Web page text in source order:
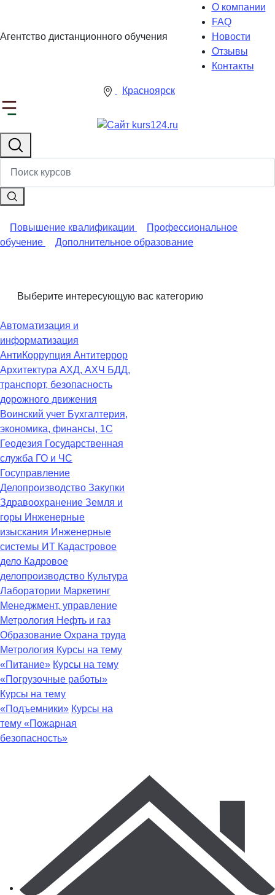
Агентство дистанционного обучения
О компании
FAQ
Новости
Отзывы
Контакты
Красноярск
Повышение квалификации
Профессиональное
обучение
Дополнительное образование
Выберите интересующую вас категорию
Автоматизация и
информатизация
АнтиКоррупция Антитеррор
Архитектура АХД, АХЧ БДД,
транспорт, безопасность
дорожного движения
Воинский учет Бухгалтерия,
экономика, финансы, 1С
Геодезия Государственная
служба ГО и ЧС
Госуправление
Делопроизводство Закупки
Здравоохранение Земля и
горы Инженерные
изыскания Инженерные
системы ИТ Кадастровое
дело Кадровое
делопроизводство Культура
Лаборатории Маркетинг
Менеджмент, управление
Метрология Нефть и газ
Образование Охрана труда
Метрология Курсы на тему
«Питание» Курсы на тему
«Погрузочные работы»
Курсы на тему
«Подъемники» Курсы на
тему «Пожарная
безопасность»